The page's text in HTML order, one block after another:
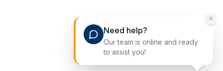
Need help?
Our team is online and ready
to assist you!